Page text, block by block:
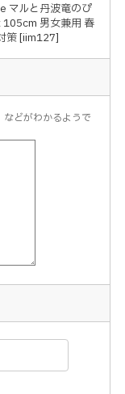
マルと丹波竜のぴ
男女兼用 春
策 [iim127]
どがわかるようで